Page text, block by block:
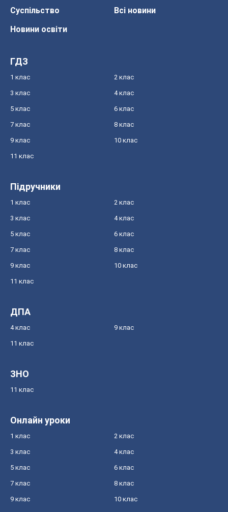
Суспільство
Всі новини
Новини освіти
ГДЗ
1 клас 2 клас
3 клас 4 клас
5 клас 6 клас
7 клас 8 клас
9 клас 10 клас
11 клас
Підручники
1 клас 2 клас
3 клас 4 клас
5 клас 6 клас
7 клас 8 клас
9 клас 10 клас
11 клас
ДПА
4 клас 9 клас
11 клас
ЗНО
11 клас
Онлайн уроки
1 клас 2 клас
3 клас 4 клас
5 клас 6 клас
7 клас 8 клас
9 клас 10 клас